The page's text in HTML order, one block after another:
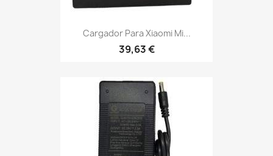
Cargador Para Xiaomi Mi...
39,63 €